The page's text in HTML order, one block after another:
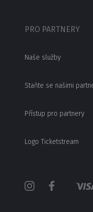
PRO PARTNERY
Naše služby
Staňte se našimi
Přístup pro partnery
Logo Ticketstream